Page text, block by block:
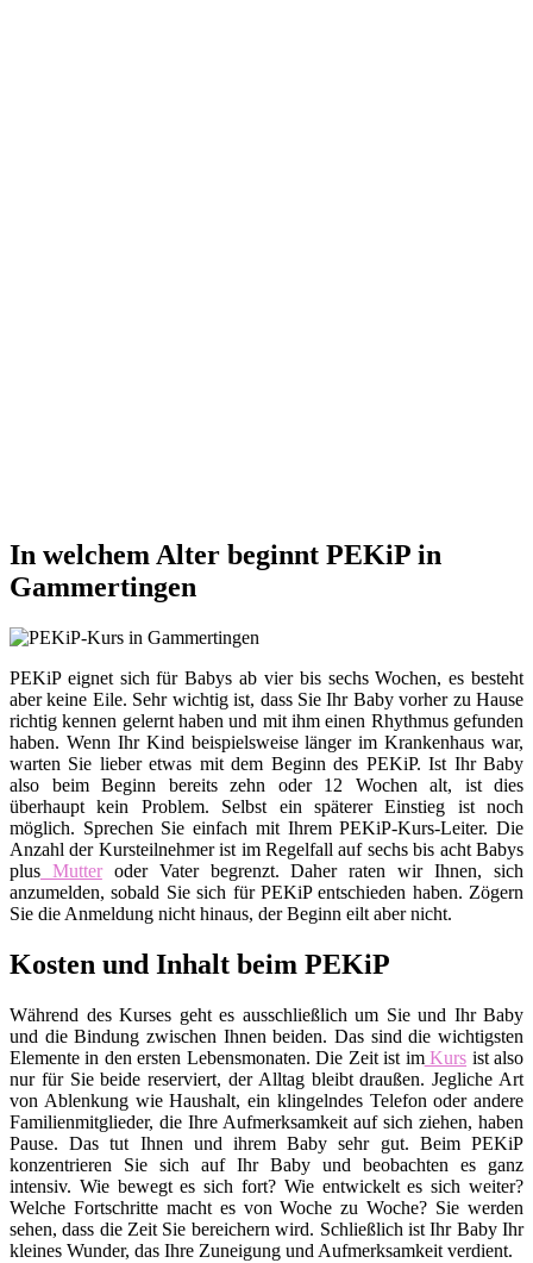
In welchem Alter beginnt PEKiP in
Gammertingen
PEKiP eignet sich für Babys ab vier bis sechs Wochen, es besteht
aber keine Eile. Sehr wichtig ist, dass Sie Ihr Baby vorher zu Hause
richtig kennen gelernt haben und mit ihm einen Rhythmus gefunden
haben. Wenn Ihr Kind beispielsweise länger im Krankenhaus war,
warten Sie lieber etwas mit dem Beginn des PEKiP. Ist Ihr Baby
also beim Beginn bereits zehn oder 12 Wochen alt, ist dies
überhaupt kein Problem. Selbst ein späterer Einstieg ist noch
möglich. Sprechen Sie einfach mit Ihrem PEKiP-Kurs-Leiter. Die
Anzahl der Kursteilnehmer ist im Regelfall auf sechs bis acht Babys
plus Mutteroder Vater begrenzt. Daher raten wir Ihnen, sich
anzumelden, sobald Sie sich für PEKiP entschieden haben. Zögern
Sie die Anmeldung nicht hinaus, der Beginn eilt aber nicht.
Kosten und Inhalt beim PEKiP
Während des Kurses geht es ausschließlich um Sie und Ihr Baby
und die Bindung zwischen Ihnen beiden. Das sind die wichtigsten
Elemente in den ersten Lebensmonaten. Die Zeit ist imKurs ist also
nur für Sie beide reserviert, der Alltag bleibt draußen. Jegliche Art
von Ablenkung wie Haushalt, ein klingelndes Telefon oder andere
Familienmitglieder, die Ihre Aufmerksamkeit auf sich ziehen, haben
Pause. Das tut Ihnen und ihrem Baby sehr gut. Beim PEKiP
konzentrieren Sie sich auf Ihr Baby und beobachten es ganz
intensiv. Wie bewegt es sich fort? Wie entwickelt es sich weiter?
Welche Fortschritte macht es von Woche zu Woche? Sie werden
sehen, dass die Zeit Sie bereichern wird. Schließlich ist Ihr Baby Ihr
kleines Wunder, das Ihre Zuneigung und Aufmerksamkeit verdient.